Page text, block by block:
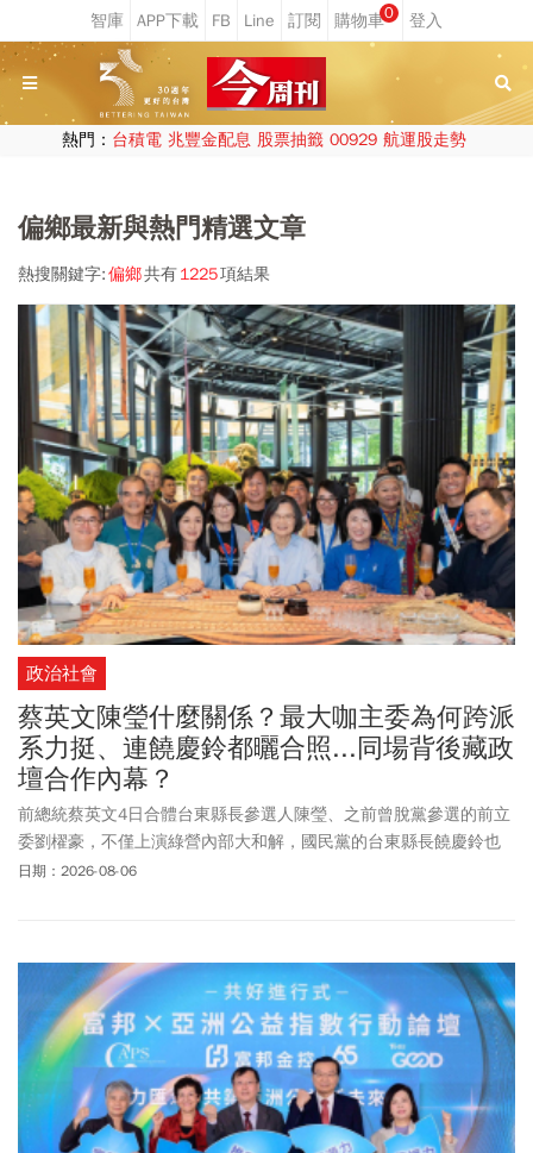
0
熱門： 台積電 兆豐金配息 股票抽籤 00929 航運股走勢
偏鄉最新與熱門精選文章
熱搜關鍵字:偏鄉共有1225項結果
政治社會
蔡英文陳瑩什麼關係？最大咖主委為何跨派
系力挺、連饒慶鈴都曬合照...同場背後藏政
壇合作內幕？
前總統蔡英文4日合體台東縣長參選人陳瑩、之前曾脫黨參選的前立
委劉櫂豪，不僅上演綠營內部大和解，國民黨的台東縣長饒慶鈴也
大方在臉書放上多張合照，這場世紀同台掀起台東選情大震盪。據
一切才能水到渠成。知情人士透露，蔡英文除了自己曾勸說劉櫂
豪，還出動英系大老陳明文、英系立委莊瑞雄等人加入說服行列。
陳瑩也非常有耐心，不斷向劉櫂豪釋出善意，邀約活動同台，更是
從5月就空下競選總幹事位子，就等劉櫂豪點頭，「最後終於等到
他」。
日期：2026-08-06